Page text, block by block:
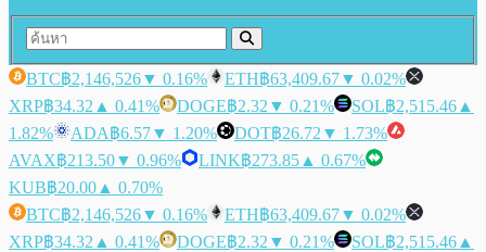
BTC฿2,146,526▼ 0.16% ETH฿63,409.67▼ 0.02%
XRP฿34.32 ▲ 0.41% DOGE฿2.32 ▼ 0.21% SOL฿2,515.46 ▲
1.82%
ADA฿6.57▼ 1.20% DOT฿26.72 ▼ 1.73%
AVAX฿213.50▼ 0.96% LINK฿273.85 ▲ 0.67%
KUB฿20.00 ▲ 0.70%
BTC฿2,146,526▼ 0.16% ETH฿63,409.67▼ 0.02%
XRP฿34.32 ▲ 0.41% DOGE฿2.32 ▼ 0.21% SOL฿2,515.46 ▲